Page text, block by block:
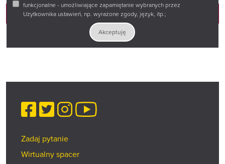
funkcjonalne - umożliwiające zapamiętanie wybranych przez
Użytkownika ustawień, np. wyrażone zgody, język, itp.;
Akceptuję
OBEJRZYJ
Facebook
TwitterInstagram
YouTube
Zadaj pytanie
Wirtualny spacer